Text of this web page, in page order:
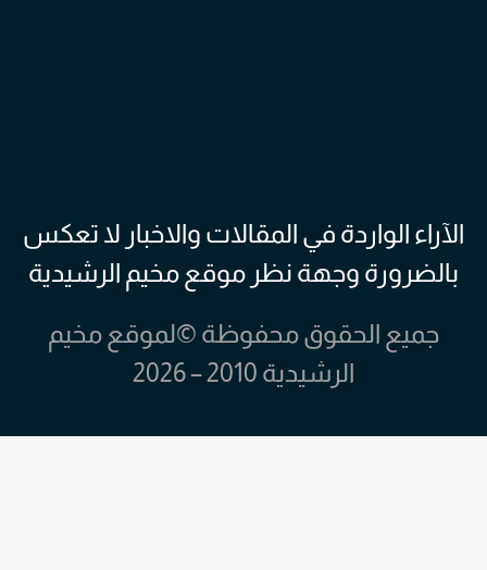
الآراء الواردة في المقالات والاخبار لا تعكس
بالضرورة وجهة نظر موقع مخيم الرشيدية
جميع الحقوق محفوظة ©لموقع مخيم
الرشيدية 2010 – 2026